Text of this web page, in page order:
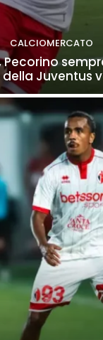
CALCIOMERCATO
Juventus